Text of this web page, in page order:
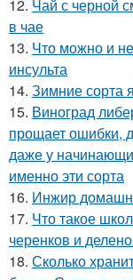
12. Чай с черной
в чае
13. Что можно и
инсульта
14. Зимние сорта
15. Виноград
прощает ошибки,
даже у
именно эти сорта
16. Инжир
17. Что такое
черенков и
18. Сколько